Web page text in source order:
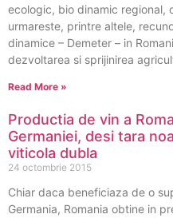
ecologic, bio dinamic regional,
urmareste, printre altele,
dinamice – Demeter – in
dezvoltarea si sprijinirea
Read More »
Productia de vin a
Germaniei, desi tara
viticola dubla
24 octombrie 2015
Chiar daca beneficiaza de o
Germania, Romania obtine in